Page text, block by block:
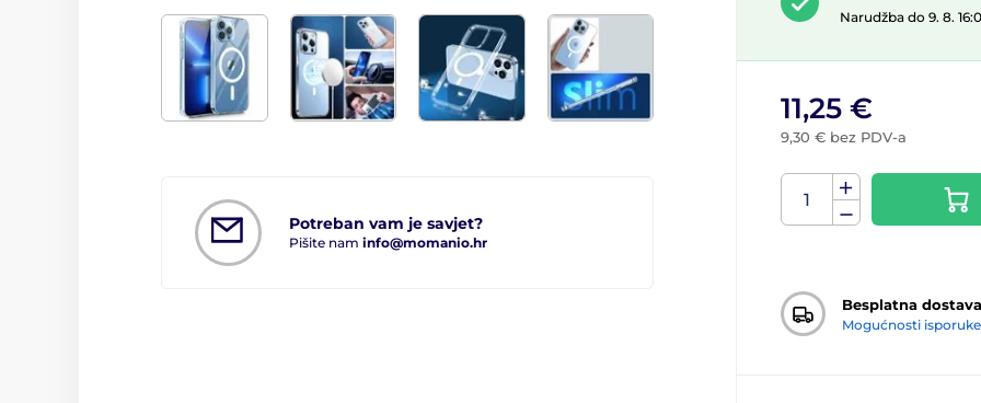
Potreban vam je savjet?
Pišite nam info@momanio.hr
Narudžba do 9. 8.
11,25 €
9,30 € bez PDV-a
Besplatna dostava
Mogućnosti isporuke